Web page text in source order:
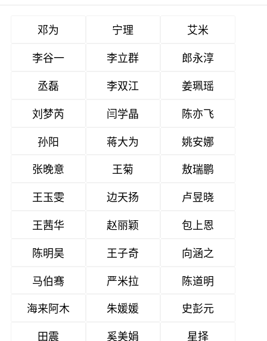
邓为 宁理
艾米
李谷一
李立群
郎永淳
丞磊
李双江
姜珮瑶
刘梦芮
闫学晶
陈亦飞
孙阳
蒋大为
姚安娜
张晚意
王菊
敖瑞鹏
王玉雯
边天扬
卢昱晓
王茜华
赵丽颖
包上恩
陈明昊
王子奇
向涵之
马伯骞
严米拉
陈道明
海来阿木
朱媛媛
史彭元
田震
奚美娟 星择